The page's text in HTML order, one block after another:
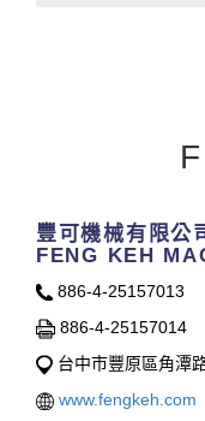
豐可機械有限公
FENG KEH
886-4-25157013
886-4-25157014
台中市豐原區角潭
www.fengkeh.com